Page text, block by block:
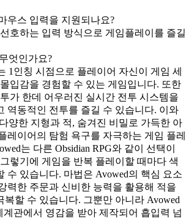
우스 입력을 지원되나요?
호하는 입력 방식으로 게임플레이를 즐길
엇인가요?
1인칭 시점으로 플레이어 자신이 게임 세
입감을 경험할 수 있는 게임입니다. 또한
가 한데 어우러진 실시간 전투 시스템을
역동적인 전투를 즐길 수 있습니다. 이와
양한 지형과 적, 숨겨진 비밀로 가득한 아
레이어의 탐험 욕구를 자극하는 게임 플레
는 다른 Obsidian RPG와 같이 선택이
렇기에 게임을 반복 플레이할 때마다 색
수 있습니다. 마법은 Avowed의 핵심 요소
력한 주문과 신비한 능력을 활용해 적을
복할 수 있습니다. 그뿐만 아니라 Avowed
계관에서 영감을 받아 제작되어 흡입력 넘